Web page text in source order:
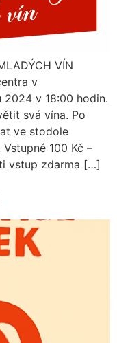
VÍN
v
2024 v 18:00 hodin.
svá vína. Po
ve stodole
100 Kč –
vstup zdarma […]